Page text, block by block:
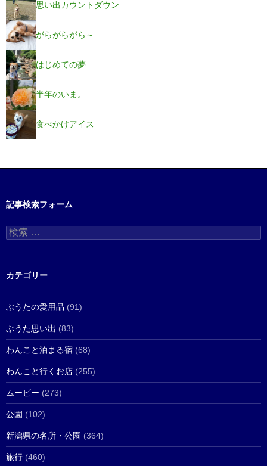
思い出カウントダウン
がらがらがら～
はじめての夢
半年のいま。
食べかけアイス
記事検索フォーム
検
索
カテゴリー
ぶうたの愛用品 (91)
ぶうた思い出 (83)
わんこと泊まる宿 (68)
わんこと行くお店 (255)
ムービー (273)
公園 (102)
新潟県の名所・公園 (364)
旅行 (460)